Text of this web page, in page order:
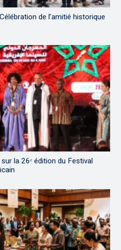
de l’amitié historique
la 26ᵉ édition du Festival